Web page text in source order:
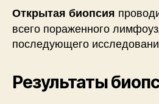
Открытая биопсия
всего пораженного
последующего
Результаты